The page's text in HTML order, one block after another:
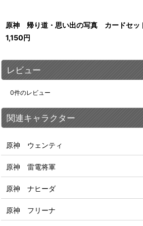
原神 帰り道・思い出の写真 カードセッ
1,150円
レビュー
0件のレビュー
関連キャラクター
原神 ウェンティ
原神 雷電将軍
原神 ナヒーダ
原神 フリーナ